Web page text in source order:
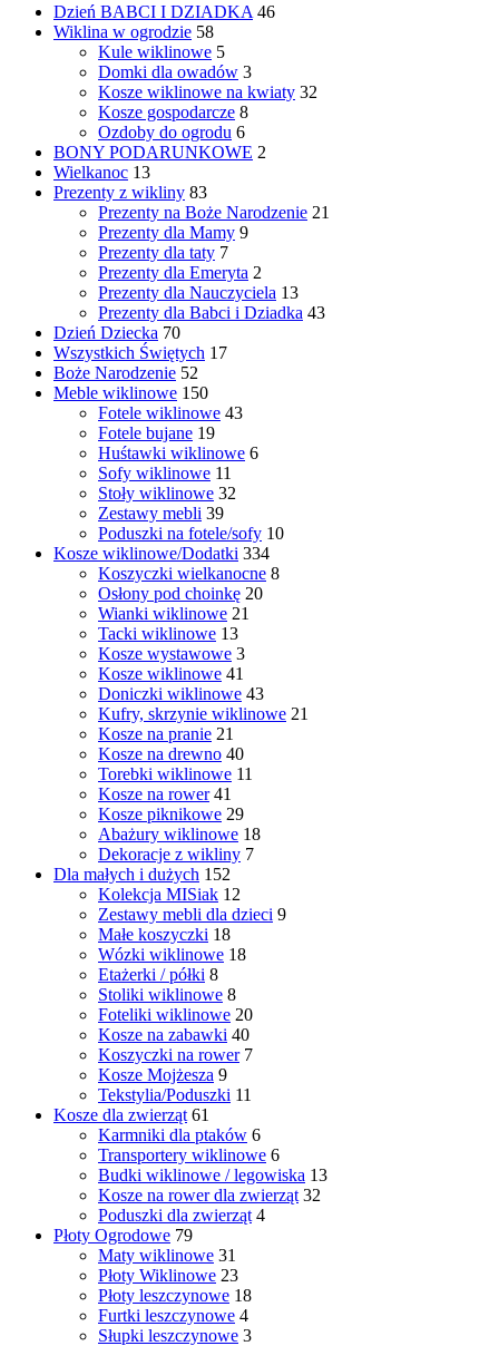
Dzień BABCI I DZIADKA 46
Wiklina w ogrodzie 58
Kule wiklinowe 5
Domki dla owadów 3
Kosze wiklinowe na kwiaty 32
Kosze gospodarcze 8
Ozdoby do ogrodu 6
BONY PODARUNKOWE 2
Wielkanoc 13
Prezenty z wikliny 83
Prezenty na Boże Narodzenie 21
Prezenty dla Mamy 9
Prezenty dla taty 7
Prezenty dla Emeryta 2
Prezenty dla Nauczyciela 13
Prezenty dla Babci i Dziadka 43
Dzień Dziecka 70
Wszystkich Świętych 17
Boże Narodzenie 52
Meble wiklinowe 150
Fotele wiklinowe 43
Fotele bujane 19
Huśtawki wiklinowe 6
Sofy wiklinowe 11
Stoły wiklinowe 32
Zestawy mebli 39
Poduszki na fotele/sofy 10
Kosze wiklinowe/Dodatki 334
Koszyczki wielkanocne 8
Osłony pod choinkę 20
Wianki wiklinowe 21
Tacki wiklinowe 13
Kosze wystawowe 3
Kosze wiklinowe 41
Doniczki wiklinowe 43
Kufry, skrzynie wiklinowe 21
Kosze na pranie 21
Kosze na drewno 40
Torebki wiklinowe 11
Kosze na rower 41
Kosze piknikowe 29
Abażury wiklinowe 18
Dekoracje z wikliny 7
Dla małych i dużych 152
Kolekcja MISiak 12
Zestawy mebli dla dzieci 9
Małe koszyczki 18
Wózki wiklinowe 18
Etażerki / półki 8
Stoliki wiklinowe 8
Foteliki wiklinowe 20
Kosze na zabawki 40
Koszyczki na rower 7
Kosze Mojżesza 9
Tekstylia/Poduszki 11
Kosze dla zwierząt 61
Karmniki dla ptaków 6
Transportery wiklinowe 6
Budki wiklinowe / legowiska 13
Kosze na rower dla zwierząt 32
Poduszki dla zwierząt 4
Płoty Ogrodowe 79
Maty wiklinowe 31
Płoty Wiklinowe 23
Płoty leszczynowe 18
Furtki leszczynowe 4
Słupki leszczynowe 3